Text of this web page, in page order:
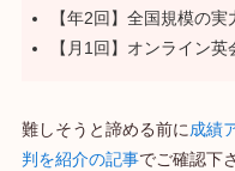
【年2回】全国規模の
【月1回】オンライン
難しそうと諦める前に成績
判を紹介の記事でご確認下